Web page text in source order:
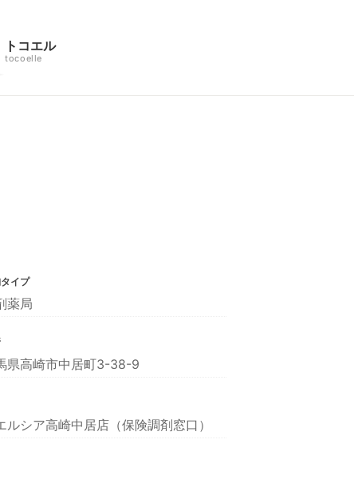
トコエル
tocoelle
イプ
薬局
県高崎市中居町3-38-9
ルシア高崎中居店（保険調剤窓口）